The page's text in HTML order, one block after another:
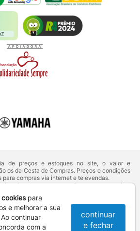
de preços e estoques no site, o valor e
os da Cesta de Compras. Preços e condições
para compras via internet e televendas.
de nossos estoques. Para compras acima
site prevalecem sobre outros anunciados em
comunicação ou sites de buscas. Código de
nº 8.078.
de dados e análises de crédito e risco.
cookiespara
e melhorar a sua
continuar
com a
continuar
e fechar